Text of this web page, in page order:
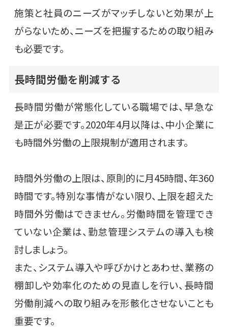
施策と社員のニーズがマッチしないと効果が上
がらないため、ニーズを把握するための取り組み
も必要です。
長時間労働を削減する
長時間労働が常態化している職場では、早急な
是正が必要です。2020年4月以降は、中小企業に
も時間外労働の上限規制が適用されます。
時間外労働の上限は、原則的に月45時間、年360
時間です。特別な事情がない限り、上限を超えた
時間外労働はできません。労働時間を管理でき
ていない企業は、勤怠管理システムの導入も検
討しましょう。
また、システム導入や呼びかけとあわせ、業務の
棚卸しや効率化のための見直しを行い、長時間
労働削減への取り組みを形骸化させないことも
重要です。